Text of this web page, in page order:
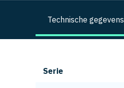
Technische gegevens
Serie